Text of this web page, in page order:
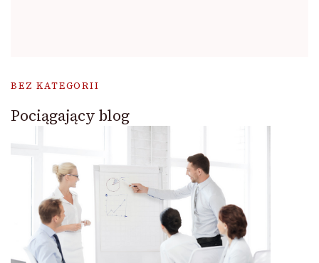
BEZ KATEGORII
Pociągający blog